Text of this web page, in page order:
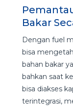
Bakar
Dengan fuel
bisa
bahan bakar
bahkan saat
bisa diakses
terintegrasi,